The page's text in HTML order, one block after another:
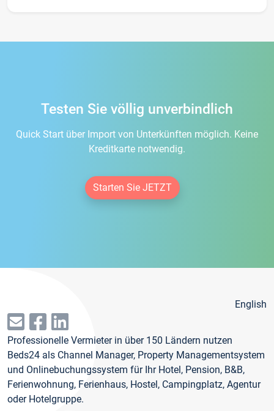
Testen Sie völlig unverbindlich
Quick Start über Import von Unterkünften möglich. Keine
Kreditkarte notwendig.
Starten Sie JETZT
English
Professionelle Vermieter in über 150 Ländern nutzen
Beds24 als Channel Manager, Property Managementsystem
und Onlinebuchungssystem für Ihr Hotel, Pension, B&B,
Ferienwohnung, Ferienhaus, Hostel, Campingplatz, Agentur
oder Hotelgruppe.